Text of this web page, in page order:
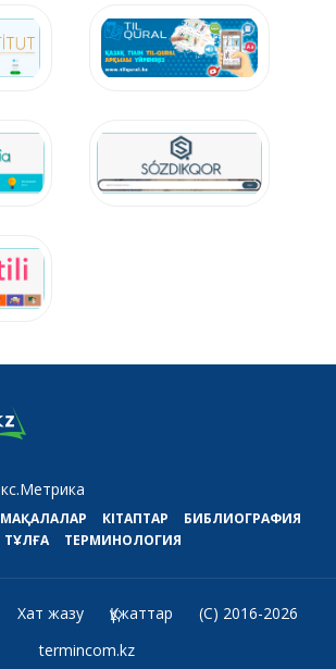
МАҚАЛАЛАР КІТАПТАР
БИБЛИОГРАФИЯ
ТҰЛҒА
ТЕРМИНОЛОГИЯ
Хат жазу Құжаттар
(C) 2016-2026
termincom.kz